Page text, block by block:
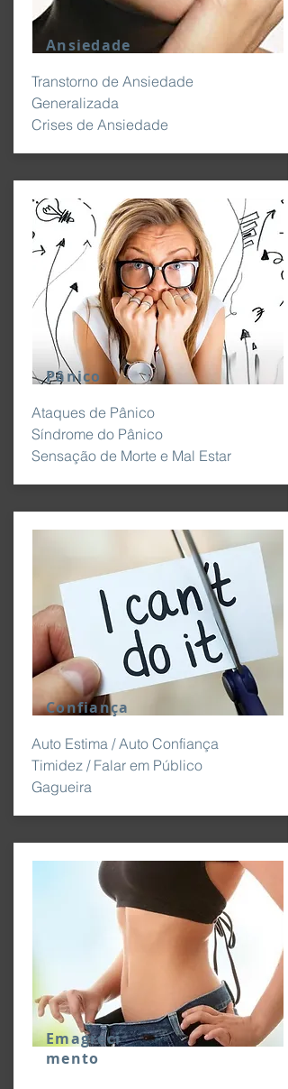
Ansiedade
Transtorno de Ansiedade
Generalizada
Crises de Ansiedade
Pânico
Ataques de Pânico
Síndrome do Pânico
Sensação de Morte e Mal Estar
Confiança
Auto Estima / Auto Confiança
Timidez / Falar em Público
Gagueira
Emagreci
mento